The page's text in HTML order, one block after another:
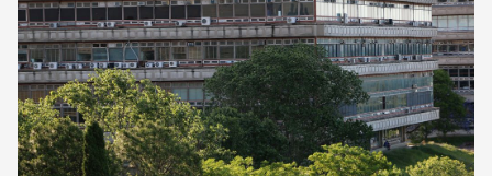
ARCHIVO
DECLARACIONES
OPINIÓN
ALTAMIRA RESPONDE
Política Obrera Revista
CONTACTO